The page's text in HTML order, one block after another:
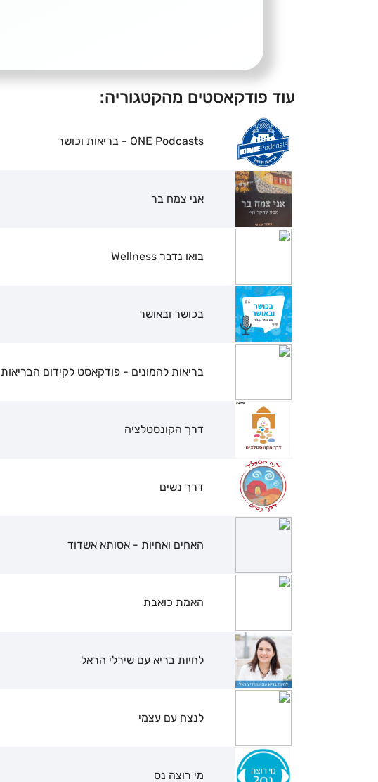
עוד פודקאסטים מהקטגוריה:
ONE Podcasts - בריאות וכושר
אני צמח בר
בואו נדבר Wellness
בכושר ובאושר
בריאות להמונים - פודקאסט לקידום הבריאות
דרך הקונסטלציה
דרך נשים
האחים ואחיות - אסותא אשדוד
האמת כואבת
לחיות בריא עם שירלי הראל
לנצח עם עצמי
מי רוצה נס